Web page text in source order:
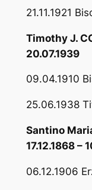
21.11.1921
Timothy J.
20.07.1939
09.04.1910
25.06.1938
Santino
17.12.1868 –
06.12.1906